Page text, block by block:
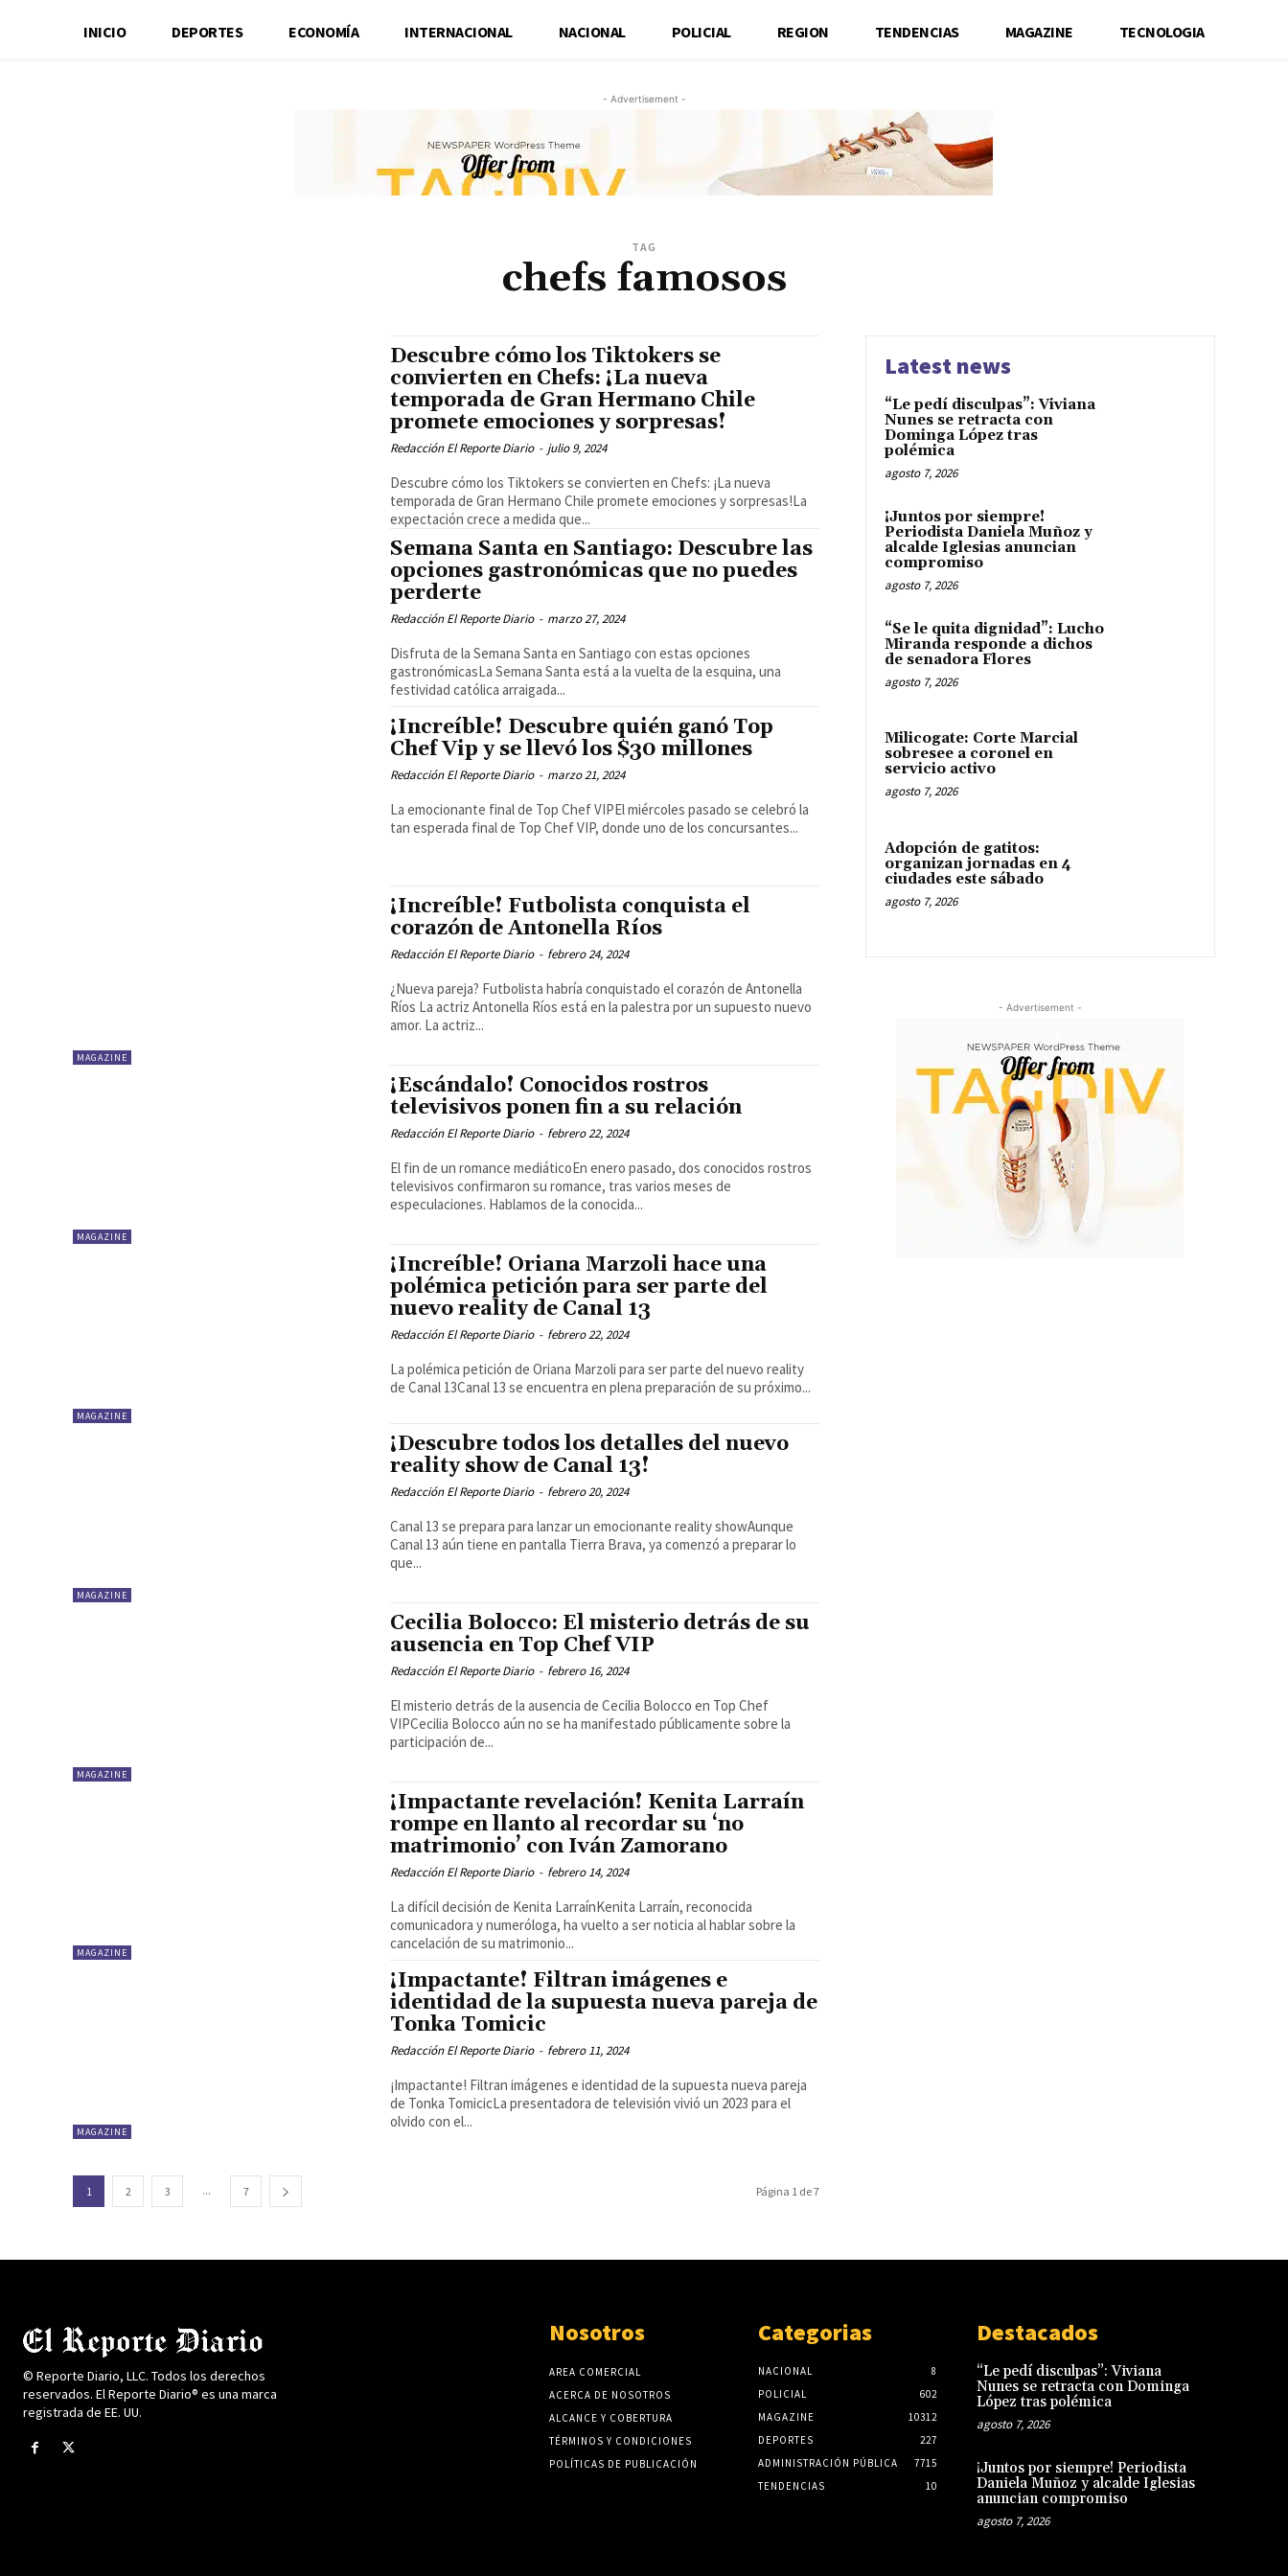
INICIO DEPORTES ECONOMÍA INTERNACIONAL NACIONAL POLICIAL REGION TENDENCIAS MAGAZINE TECNOLOGIA
- Advertisement -
TAG
chefs famosos
Descubre cómo los Tiktokers se
convierten en Chefs: ¡La nueva
temporada de Gran Hermano Chile
promete emociones y sorpresas!
Redacción El Reporte Diario - julio 9, 2024
Descubre cómo los Tiktokers se convierten en Chefs: ¡La nueva
temporada de Gran Hermano Chile promete emociones y sorpresas!La
expectación crece a medida que...
Semana Santa en Santiago: Descubre las
opciones gastronómicas que no puedes
perderte
Redacción El Reporte Diario - marzo 27, 2024
Disfruta de la Semana Santa en Santiago con estas opciones
gastronómicasLa Semana Santa está a la vuelta de la esquina, una
festividad católica arraigada...
¡Increíble! Descubre quién ganó Top
Chef Vip y se llevó los $30 millones
Redacción El Reporte Diario - marzo 21, 2024
La emocionante final de Top Chef VIPEl miércoles pasado se celebró la
tan esperada final de Top Chef VIP, donde uno de los concursantes...
MAGAZINE
¡Increíble! Futbolista conquista el
corazón de Antonella Ríos
Redacción El Reporte Diario - febrero 24, 2024
¿Nueva pareja? Futbolista habría conquistado el corazón de Antonella
Ríos La actriz Antonella Ríos está en la palestra por un supuesto nuevo
amor. La actriz...
MAGAZINE
¡Escándalo! Conocidos rostros
televisivos ponen fin a su relación
Redacción El Reporte Diario - febrero 22, 2024
El fin de un romance mediáticoEn enero pasado, dos conocidos rostros
televisivos confirmaron su romance, tras varios meses de
especulaciones. Hablamos de la conocida...
MAGAZINE
¡Increíble! Oriana Marzoli hace una
polémica petición para ser parte del
nuevo reality de Canal 13
Redacción El Reporte Diario - febrero 22, 2024
La polémica petición de Oriana Marzoli para ser parte del nuevo reality
de Canal 13Canal 13 se encuentra en plena preparación de su próximo...
MAGAZINE
¡Descubre todos los detalles del nuevo
reality show de Canal 13!
Redacción El Reporte Diario - febrero 20, 2024
Canal 13 se prepara para lanzar un emocionante reality showAunque
Canal 13 aún tiene en pantalla Tierra Brava, ya comenzó a preparar lo
que...
MAGAZINE
Cecilia Bolocco: El misterio detrás de su
ausencia en Top Chef VIP
Redacción El Reporte Diario - febrero 16, 2024
El misterio detrás de la ausencia de Cecilia Bolocco en Top Chef
VIPCecilia Bolocco aún no se ha manifestado públicamente sobre la
participación de...
MAGAZINE
¡Impactante revelación! Kenita Larraín
rompe en llanto al recordar su ‘no
matrimonio’ con Iván Zamorano
Redacción El Reporte Diario - febrero 14, 2024
La difícil decisión de Kenita LarraínKenita Larraín, reconocida
comunicadora y numeróloga, ha vuelto a ser noticia al hablar sobre la
cancelación de su matrimonio...
MAGAZINE
¡Impactante! Filtran imágenes e
identidad de la supuesta nueva pareja de
Tonka Tomicic
Redacción El Reporte Diario - febrero 11, 2024
¡Impactante! Filtran imágenes e identidad de la supuesta nueva pareja
de Tonka TomicicLa presentadora de televisión vivió un 2023 para el
olvido con el...
1 2 3 ... 7 Página 1 de 7
Latest news
“Le pedí disculpas”: Viviana
Nunes se retracta con
Dominga López tras
polémica
agosto 7, 2026
¡Juntos por siempre!
Periodista Daniela Muñoz y
alcalde Iglesias anuncian
compromiso
agosto 7, 2026
“Se le quita dignidad”: Lucho
Miranda responde a dichos
de senadora Flores
agosto 7, 2026
Milicogate: Corte Marcial
sobresee a coronel en
servicio activo
agosto 7, 2026
Adopción de gatitos:
organizan jornadas en 4
ciudades este sábado
agosto 7, 2026
- Advertisement -
© Reporte Diario, LLC. Todos los derechos
reservados. El Reporte Diario® es una marca
registrada de EE. UU.
Nosotros
AREA COMERCIAL
ACERCA DE NOSOTROS
ALCANCE Y COBERTURA
TÉRMINOS Y CONDICIONES
POLÍTICAS DE PUBLICACIÓN
Categorias
NACIONAL
8
POLICIAL
602
MAGAZINE
10312
DEPORTES
227
ADMINISTRACIÓN PÚBLICA
7715
TENDENCIAS
10
Destacados
“Le pedí disculpas”: Viviana
Nunes se retracta con Dominga
López tras polémica
agosto 7, 2026
¡Juntos por siempre! Periodista
Daniela Muñoz y alcalde Iglesias
anuncian compromiso
agosto 7, 2026